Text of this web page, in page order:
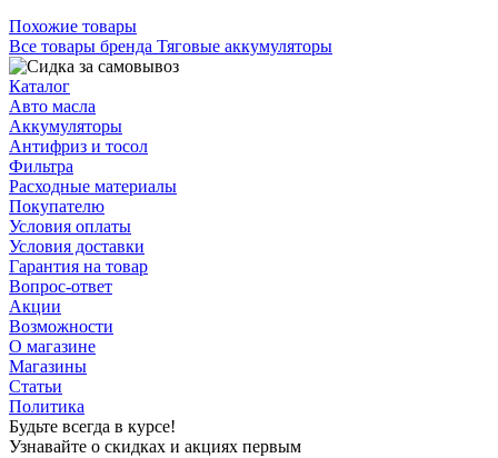
Похожие товары
Все товары бренда Тяговые аккумуляторы
Каталог
Авто масла
Аккумуляторы
Антифриз и тосол
Фильтра
Расходные материалы
Покупателю
Условия оплаты
Условия доставки
Гарантия на товар
Вопрос-ответ
Акции
Возможности
О магазине
Магазины
Статьи
Политика
Будьте всегда в курсе!
Узнавайте о скидках и акциях первым